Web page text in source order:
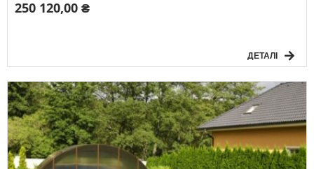
250 120,00 ₴
ДЕТАЛІ